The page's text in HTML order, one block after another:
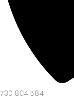
730 804 584